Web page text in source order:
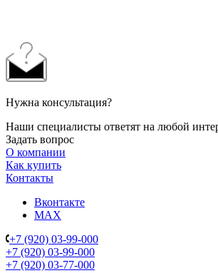
Нужна консультация?
Наши специалисты ответят на любой
Задать вопрос
О компании
Как купить
Контакты
Вконтакте
MAX
+7 (920) 03-99-000
+7 (920) 03-99-000
+7 (920) 03-77-000